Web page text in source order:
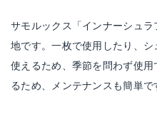
サモルックス「インナーシュ
地です。一枚で使用したり、
使えるため、季節を問わず使
るため、メンテナンスも簡単で